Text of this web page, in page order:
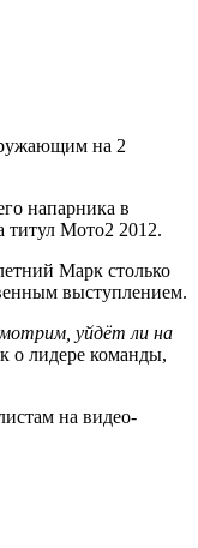
на 2
напарника в
титул Мото2 2012.
Марк столько
выступлением.
уйдёт ли на
о лидере команды,
на видео-